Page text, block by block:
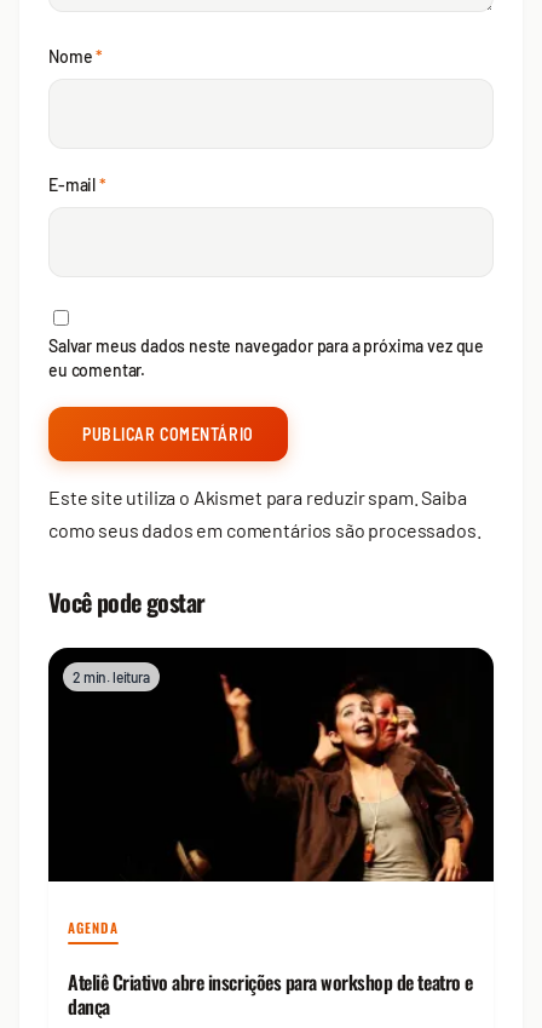
Nome*
E-mail*
Salvar meus dados neste navegador para a próxima vez que
eu comentar.
Este site utiliza o Akismet para reduzir spam.Saiba
como seus dados em comentários são processados
Você pode gostar
2 min. leitura
AGENDA
Ateliê Criativo abre inscrições para workshop de teatro e
dança